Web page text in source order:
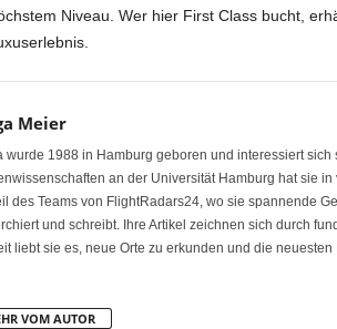
Niveau. Wer hier First Class bucht,
Meier
wurde 1988 in Hamburg geboren und interessiert
an der Universität Hamburg hat sie
des Teams von FlightRadars24, wo sie spannende
und schreibt. Ihre Artikel zeichnen sich durch
liebt sie es, neue Orte zu erkunden und die
VOM AUTOR